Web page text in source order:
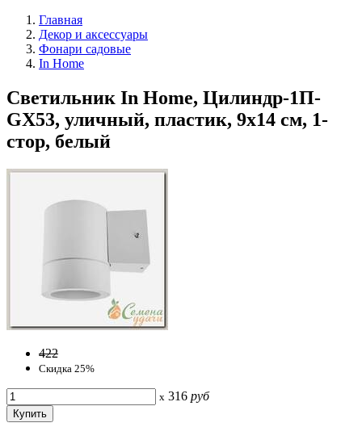
Главная
Декор и аксессуары
Фонари садовые
In Home
Светильник In Home, Цилиндр-1П-
GX53, уличный, пластик, 9х14 см, 1-
стор, белый
422
Скидка 25%
x 316 руб